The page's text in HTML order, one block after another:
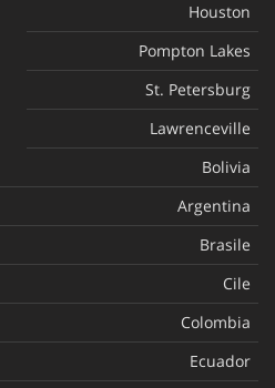
Houston
Pompton Lakes
St. Petersburg
Lawrenceville
Bolivia
Argentina
Brasile
Cile
Colombia
Ecuador